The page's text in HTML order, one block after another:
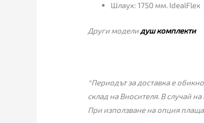
Шлаух: 1750 мм. IdealFlex
Други модели душ комплекти
*Периодът за доставка е
склад на Вносителя. В случай
При използване на опция